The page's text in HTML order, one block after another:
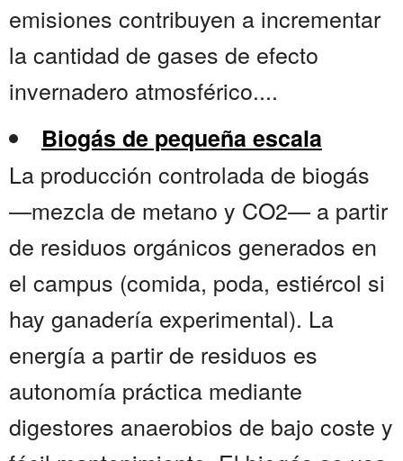
emisiones contribuyen a incrementar
la cantidad de gases de efecto
invernadero atmosférico....
Biogás de pequeña escala
La producción controlada de biogás
—mezcla de metano y CO2— a partir
de residuos orgánicos generados en
el campus (comida, poda, estiércol si
hay ganadería experimental). La
energía a partir de residuos es
autonomía práctica mediante
digestores anaerobios de bajo coste y